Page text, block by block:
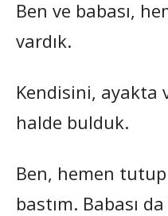
Ben ve babası,
vardık.
Kendisini, ayakta
halde bulduk.
Ben, hemen
bastım. Babası